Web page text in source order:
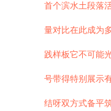
首个滨水土段落
量对比在此成为
践样板它不可能
号带得特别展示
结呀双方式备平